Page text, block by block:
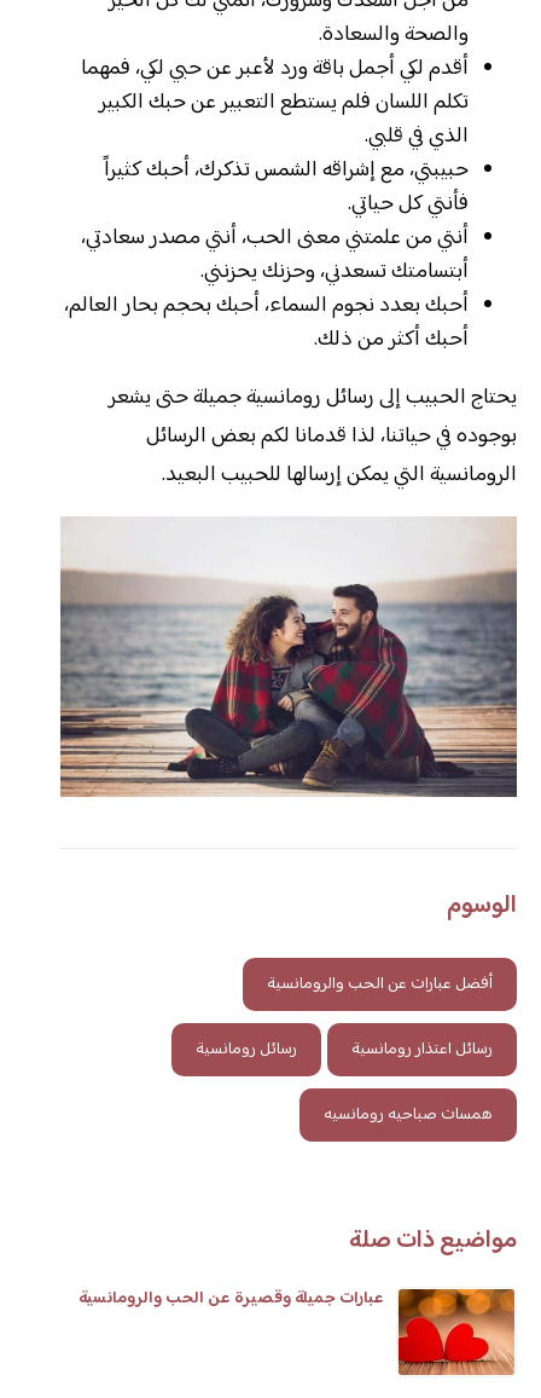
والصحة والسعادة.
أقدم لكي أجمل باقة ورد لأعبر عن حبي لكي، فمهما
تكلم اللسان فلم يستطع التعبير عن حبك الكبير
الذي في قلبي.
حبيبتي، مع إشراقه الشمس تذكرك، أحبك كثيراً
فأنتي كل حياتي.
أنتي من علمتني معنى الحب، أنتي مصدر سعادتي،
أبتسامتك تسعدني، وحزنك يحزنني.
أحبك بعدد نجوم السماء، أحبك بحجم بحار العالم،
أحبك أكثر من ذلك.
يحتاج الحبيب إلى رسائل رومانسية جميلة حتى يشعر
بوجوده في حياتنا، لذا قدمانا لكم بعض الرسائل
الرومانسية التي يمكن إرسالها للحبيب البعيد.
الوسوم
أفضل عبارات عن الحب والرومانسية
رسائل اعتذار رومانسية رسائل رومانسية
همسات صباحيه رومانسيه
مواضيع ذات صلة
عبارات جميلة وقصيرة عن الحب والرومانسية